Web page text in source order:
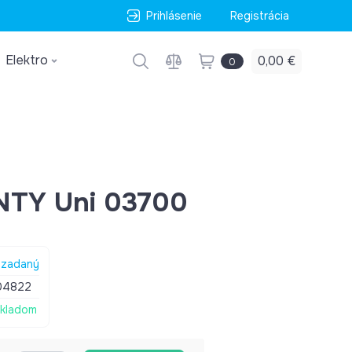
Prihlásenie Registrácia
Elektro 0 0,00 €
Uni 03700